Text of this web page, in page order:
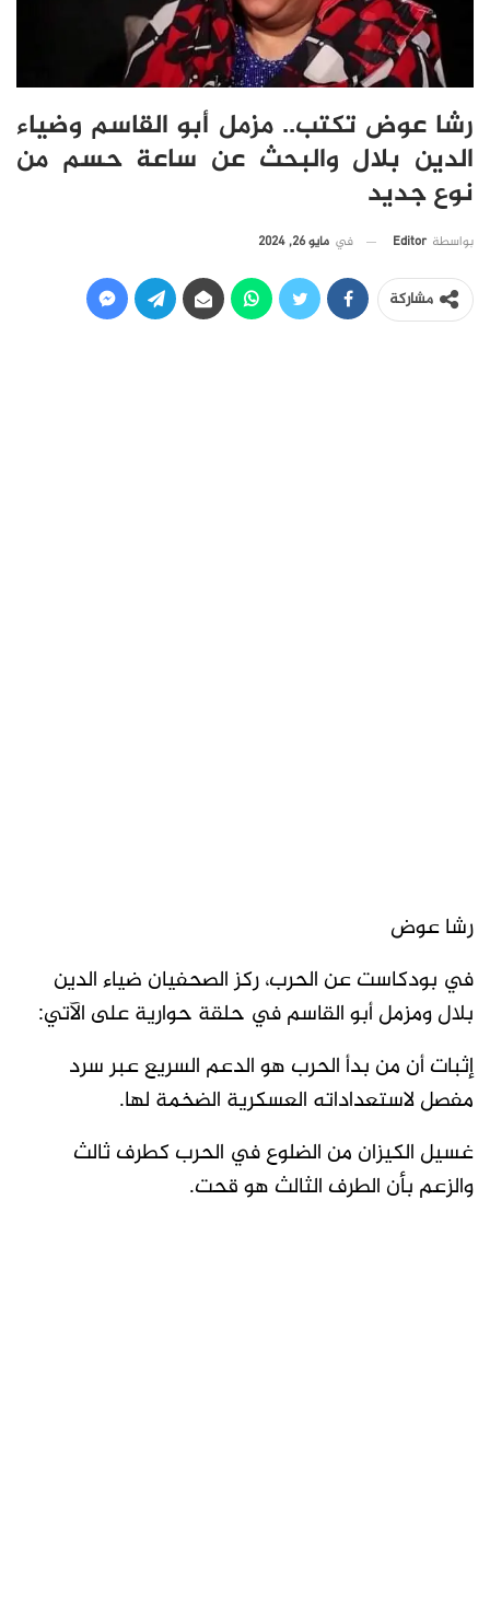
رشا عوض تكتب.. مزمل أبو القاسم وضياء
الدين بلال والبحث عن ساعة حسم من
نوع جديد
بواسطة Editor في مايو 26, 2024
مشاركة
رشا عوض
في بودكاست عن الحرب، ركز الصحفيان ضياء الدين
بلال ومزمل أبو القاسم في حلقة حوارية على الآتي:
إثبات أن من بدأ الحرب هو الدعم السريع عبر سرد
مفصل لاستعداداته العسكرية الضخمة لها.
غسيل الكيزان من الضلوع في الحرب كطرف ثالث
والزعم بأن الطرف الثالث هو قحت.